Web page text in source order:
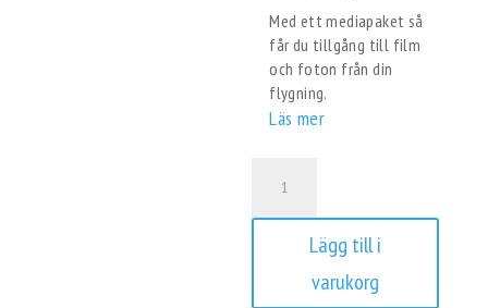
Med ett mediapaket så
får du tillgång till film
och foton från din
flygning.
Läs mer
mängd
Lägg till i
varukorg